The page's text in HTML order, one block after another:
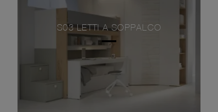
S03 LETTI A SOPPALCO